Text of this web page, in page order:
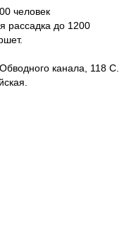
человек
рассадка до 1200
канала, 118 С.